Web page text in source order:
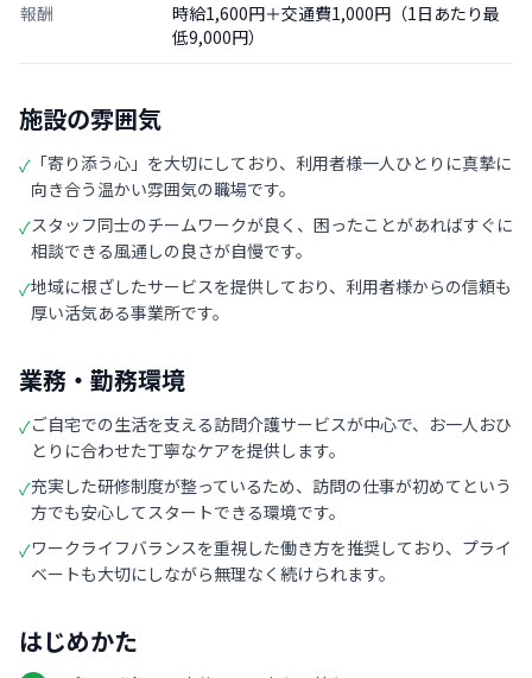
報酬
時給1,600円＋交通費1,000円（1日あたり最
低9,000円）
施設の雰囲気
✓ 「寄り添う心」を大切にしており、利用者様一人ひとりに真摯に
向き合う温かい雰囲気の職場です。
✓スタッフ同士のチームワークが良く、困ったことがあればすぐに
相談できる風通しの良さが自慢です。
✓地域に根ざしたサービスを提供しており、利用者様からの信頼も
厚い活気ある事業所です。
業務・勤務環境
✓ご自宅での生活を支える訪問介護サービスが中心で、お一人おひ
とりに合わせた丁寧なケアを提供します。
✓充実した研修制度が整っているため、訪問の仕事が初めてという
方でも安心してスタートできる環境です。
✓ワークライフバランスを重視した働き方を推奨しており、プライ
ベートも大切にしながら無理なく続けられます。
はじめかた